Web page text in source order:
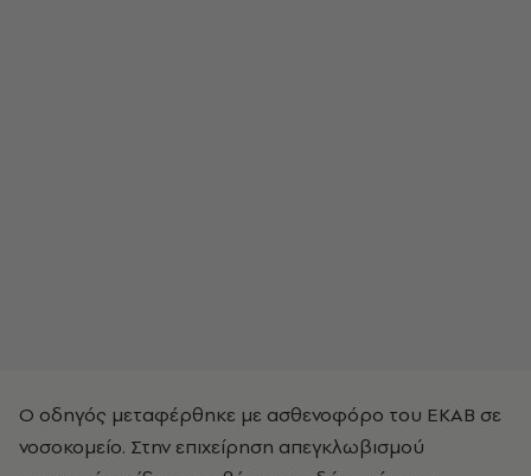
Ο οδηγός μεταφέρθηκε με ασθενοφόρο του ΕΚΑΒ σε
νοσοκομείο. Στην επιχείρηση απεγκλωβισμού